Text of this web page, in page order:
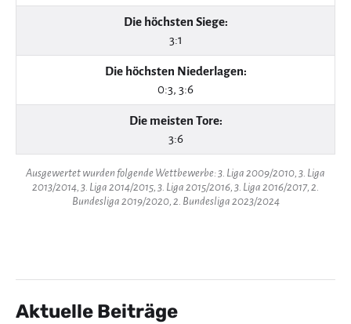
Die höchsten Siege:
3:1
Die höchsten Niederlagen:
0:3, 3:6
Die meisten Tore:
3:6
Ausgewertet wurden folgende Wettbewerbe: 3. Liga 2009/2010, 3. Liga
2013/2014, 3. Liga 2014/2015, 3. Liga 2015/2016, 3. Liga 2016/2017, 2.
Bundesliga 2019/2020, 2. Bundesliga 2023/2024
Aktuelle Beiträge